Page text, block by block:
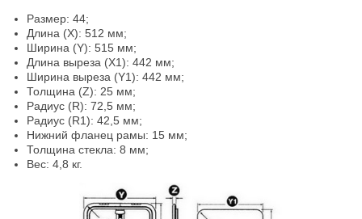
Размер: 44;
Длина (X): 512 мм;
Ширина (Y): 515 мм;
Длина выреза (X1): 442 мм;
Ширина выреза (Y1): 442 мм;
Толщина (Z): 25 мм;
Радиус (R): 72,5 мм;
Радиус (R1): 42,5 мм;
Нижний фланец рамы: 15 мм;
Толщина стекла: 8 мм;
Вес: 4,8 кг.